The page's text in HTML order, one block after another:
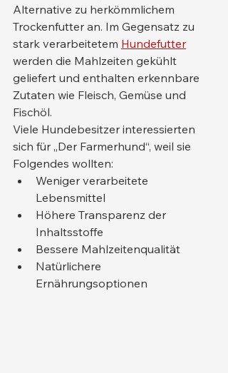
Alternative zu herkömmlichem
Trockenfutter an. Im Gegensatz zu
stark verarbeitetem Hundefutter
werden die Mahlzeiten gekühlt
geliefert und enthalten erkennbare
Zutaten wie Fleisch, Gemüse und
Fischöl.
Viele Hundebesitzer interessierten
sich für „Der Farmerhund“, weil sie
Folgendes wollten:
Weniger verarbeitete
Lebensmittel
Höhere Transparenz der
Inhaltsstoffe
Bessere Mahlzeitenqualität
Natürlichere
Ernährungsoptionen